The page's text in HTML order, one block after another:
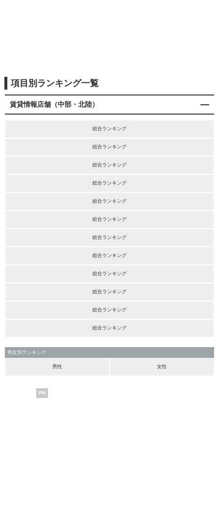
項目別ランキング一覧
賃貸情報店舗（中部・北陸）
総合ランキング
総合ランキング
総合ランキング
総合ランキング
総合ランキング
総合ランキング
総合ランキング
総合ランキング
総合ランキング
総合ランキング
総合ランキング
総合ランキング
男女別ランキング
男性 女性
PR